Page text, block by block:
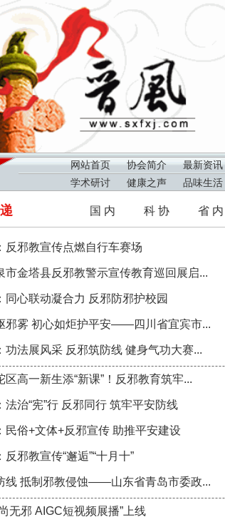
网站首页 协会简介 最新资讯
学术研讨
健康之声 品味生活
国 内 科 协 省 内
反邪教宣传点燃自行车赛场
市金塔县反邪教警示宣传教育巡回展启...
同心联动凝合力 反邪防邪护校园
邪雾 初心如炬护平安——四川省宜宾市...
功法展风采 反邪筑防线 健身气功大赛...
区高一新生添“新课”！反邪教育筑牢...
法治“宪”行 反邪同行 筑牢平安防线
民俗+文体+反邪宣传 助推平安建设
邪教宣传“邂逅”“十月十”
线 抵制邪教侵蚀——山东省青岛市委政...
尚无邪 AIGC短视频展播”上线